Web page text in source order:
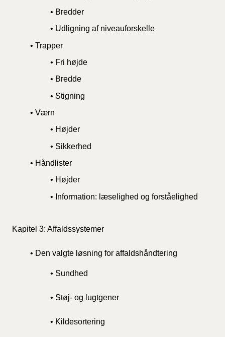
• Bredder
• Udligning af niveauforskelle
• Trapper
• Fri højde
• Bredde
• Stigning
• Værn
• Højder
• Sikkerhed
• Håndlister
• Højder
• Information: læselighed og forståelighed
Kapitel 3: Affaldssystemer
• Den valgte løsning for affaldshåndtering
• Sundhed
• Støj- og lugtgener
• Kildesortering